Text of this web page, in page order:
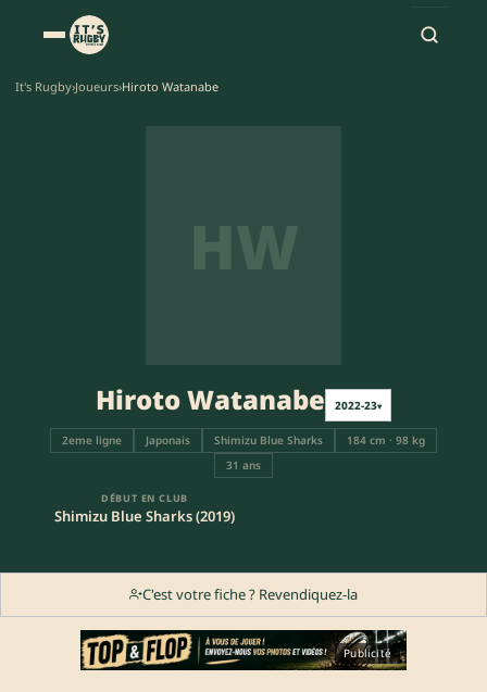
It's Rugby›Joueurs›Hiroto Watanabe
HW
Hiroto Watanabe 2022-23▾
2eme ligne Japonais Shimizu Blue Sharks
184 cm · 98 kg
31 ans
DÉBUT EN CLUB
Shimizu Blue Sharks (2019)
C'est votre fiche ? Revendiquez-la
Publicité